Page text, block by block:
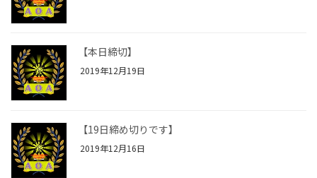
【本日締切】
2019年12月19日
【19日締め切りです】
2019年12月16日